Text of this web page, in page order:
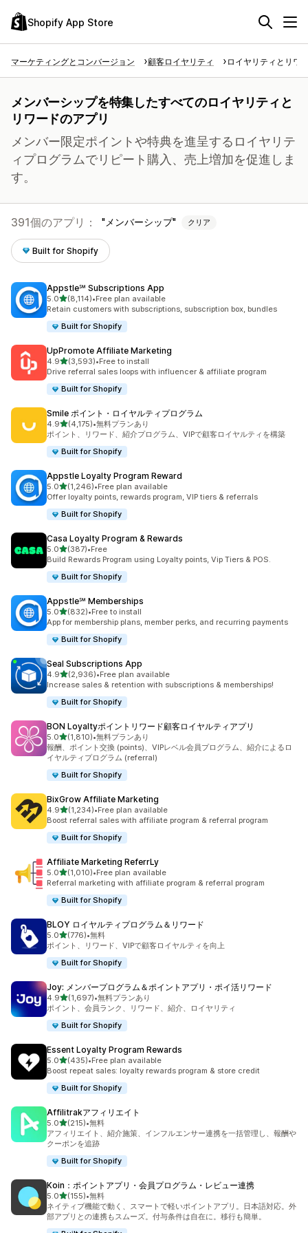
Shopify App Store
マーケティングとコンバージョン 顧客ロイヤリティ ロイヤリティとリワ
メンバーシップを特集したすべてのロイヤリティと
リワードのアプリ
メンバー限定ポイントや特典を進呈するロイヤリテ
ィプログラムでリピート購入、売上増加を促進しま
す。
391個のアプリ： メンバーシップ クリア
Built for Shopify
Appstle℠ Subscriptions App
5.05つ星中
(8,114)
合計レビュー数：8114件
•Free plan available
Retain customers with subscriptions, subscription box, bundles
Built for Shopify
UpPromote Affiliate Marketing
4.95つ星中
(3,593)
合計レビュー数：3593件
•Free to install
Drive referral sales loops with influencer & affiliate program
Built for Shopify
Smile ポイント・ロイヤルティプログラム
4.95つ星中
(4,175)
合計レビュー数：4175件
•無料プランあり
ポイント、リワード、紹介プログラム、VIPで顧客ロイヤルティを構築
Built for Shopify
Appstle Loyalty Program Reward
5.05つ星中
(1,246)
合計レビュー数：1246件
•Free plan available
Offer loyalty points, rewards program, VIP tiers & referrals
Built for Shopify
Casa Loyalty Program & Rewards
5.05つ星中
(387)
合計レビュー数：387件
•Free
Build Rewards Program using Loyalty points, Vip Tiers & POS.
Built for Shopify
Appstle℠ Memberships
5.05つ星中
(832)
合計レビュー数：832件
•Free to install
App for membership plans, member perks, and recurring payments
Built for Shopify
Seal Subscriptions App
4.95つ星中
(2,936)
合計レビュー数：2936件
•Free plan available
Increase sales & retention with subscriptions & memberships!
Built for Shopify
BON Loyaltyポイントリワード顧客ロイヤルティアプリ
5.05つ星中
(1,810)
合計レビュー数：1810件
•無料プランあり
報酬、ポイント交換 (points)、VIPレベル会員プログラム、紹介によるロ
イヤルティプログラム (referral)
Built for Shopify
BixGrow Affiliate Marketing
4.95つ星中
(1,234)
合計レビュー数：1234件
•Free plan available
Boost referral sales with affiliate program & referral program
Built for Shopify
Affiliate Marketing ReferrLy
5.05つ星中
(1,010)
合計レビュー数：1010件
•Free plan available
Referral marketing with affiliate program & referral program
Built for Shopify
BLOY ロイヤルティプログラム＆リワード
5.05つ星中
(776)
合計レビュー数：776件
•無料
ポイント、リワード、VIPで顧客ロイヤルティを向上
Built for Shopify
Joy: メンバープログラム＆ポイントアプリ・ポイ活リワード
4.95つ星中
(1,697)
合計レビュー数：1697件
•無料プランあり
ポイント、会員ランク、リワード、紹介、ロイヤリティ
Built for Shopify
Essent Loyalty Program Rewards
5.05つ星中
(435)
合計レビュー数：435件
•Free plan available
Boost repeat sales: loyalty rewards program & store credit
Built for Shopify
Affilitrakアフィリエイト
5.05つ星中
(215)
合計レビュー数：215件
•無料
アフィリエイト、紹介施策、インフルエンサー連携を一括管理し、報酬や
クーポンを追跡
Built for Shopify
Koin：ポイントアプリ・会員プログラム・レビュー連携
5.05つ星中
(155)
合計レビュー数：155件
•無料
ネイティブ機能で動く、スマートで軽いポイントアプリ。日本語対応。外
部アプリとの連携もスムーズ。付与条件は自在に。移行も簡単。